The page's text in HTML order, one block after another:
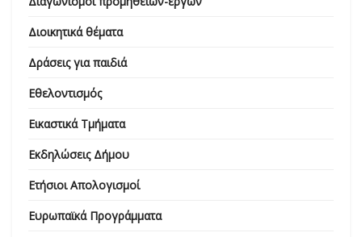
Διοικητικά θέματα
Δράσεις για παιδιά
Εθελοντισμός
Εικαστικά Τμήματα
Εκδηλώσεις Δήμου
Ετήσιοι Απολογισμοί
Ευρωπαϊκά Προγράμματα